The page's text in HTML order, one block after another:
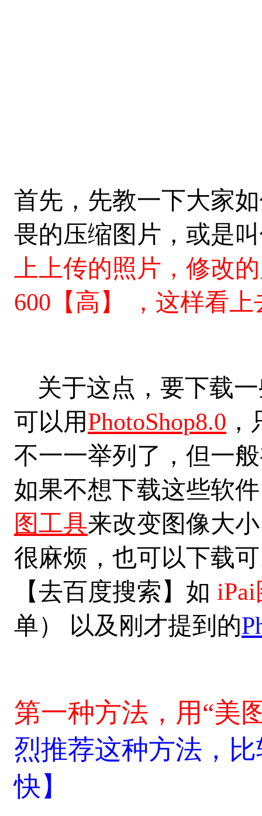
首先，先教一下大家
畏的压缩图片，或是
上上传的照片，修改
600【高】 ，这样看
关于这点，要下载
可以用PhotoShop8.0
不一一举列了，但一
如果不想下载这些软
图工具来改变图像大
很麻烦，也可以下载
【去百度搜索】如
单） 以及刚才提到的
第一种方法，用“美
烈推荐这种方法，
快】